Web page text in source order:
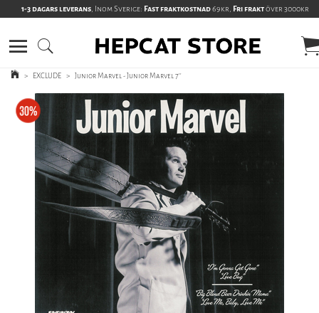
1-3 dagars leverans, Inom Sverige: Fast fraktkostnad69kr, Fri fraktöver 3000kr
> EXCLUDE > Junior Marvel - Junior Marvel 7''